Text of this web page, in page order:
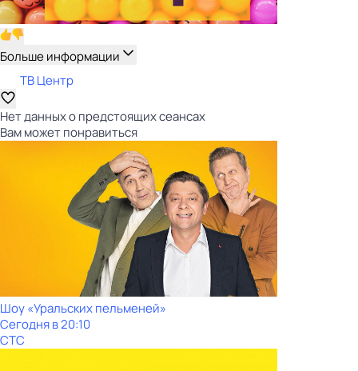
Больше информации
ТВ Центр
Нет данных о предстоящих сеансах
Вам может понравиться
Шоy «Уральских пeльменей»
Сегодня в 20:10
СТС